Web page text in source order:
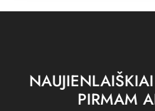
PIRMAM